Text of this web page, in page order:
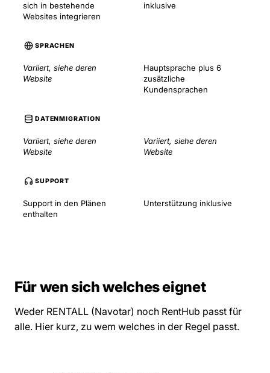
sich in bestehende
Websites integrieren
inklusive
SPRACHEN
Variiert, siehe deren
Website
Hauptsprache plus 6
zusätzliche
Kundensprachen
DATENMIGRATION
Variiert, siehe deren
Website
Variiert, siehe deren
Website
SUPPORT
Support in den Plänen
enthalten
Unterstützung inklusive
Für wen sich welches eignet
Weder RENTALL (Navotar) noch RentHub passt für
alle. Hier kurz, zu wem welches in der Regel passt.